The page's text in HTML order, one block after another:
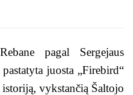
pagal Sergejaus
juosta „Firebird“
vykstančią Šaltojo